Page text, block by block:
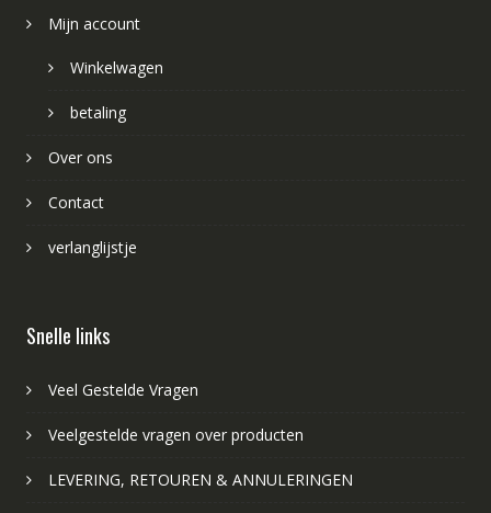
Mijn account
Winkelwagen
betaling
Over ons
Contact
verlanglijstje
Snelle links
Veel Gestelde Vragen
Veelgestelde vragen over producten
LEVERING, RETOUREN & ANNULERINGEN